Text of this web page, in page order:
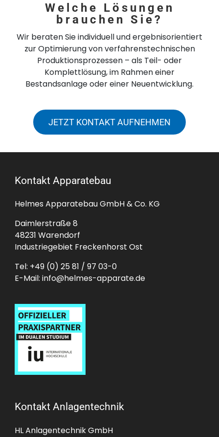
Welche Lösungen
brauchen Sie?
Wir beraten Sie individuell und ergebnisorientiert
zur Optimierung von verfahrenstechnischen
Produktionsprozessen – als Teil- oder
Komplettlösung, im Rahmen einer
Bestandsanlage oder einer Neuentwicklung.
JETZT KONTAKT AUFNEHMEN
Kontakt Apparatebau
Helmes Apparatebau GmbH & Co. KG
Daimlerstraße 8
48231 Warendorf
Industriegebiet Freckenhorst Ost
Tel: +49 (0) 25 81 / 97 03-0
E-Mail: info@helmes-apparate.de
Kontakt Anlagentechnik
HL Anlagentechnik GmbH